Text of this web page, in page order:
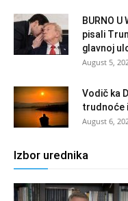
BURNO U
pisali
glavnoj
August 5,
Vodič ka
trudnoće
August 6,
Izbor urednika